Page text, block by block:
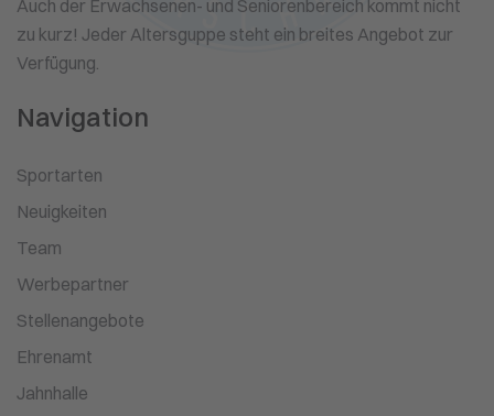
Auch der Erwachsenen- und Seniorenbereich kommt nicht
zu kurz! Jeder Altersguppe steht ein breites Angebot zur
Verfügung.
Navigation
Sportarten
Neuigkeiten
Team
Werbepartner
Stellenangebote
Ehrenamt
Jahnhalle